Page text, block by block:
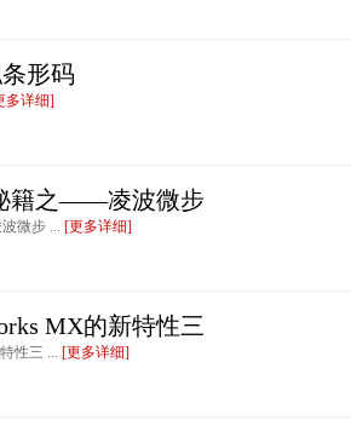
形码
多详细]
籍之——凌波微步
微步 ... [更多详细]
MX的新特性三
性三 ... [更多详细]